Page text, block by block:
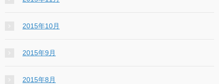
2015年10月
2015年9月
2015年8月